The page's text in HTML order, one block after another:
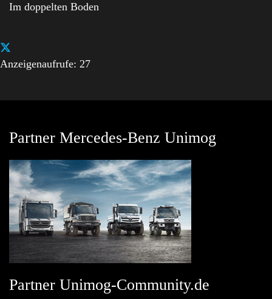
Im doppelten Boden
Anzeigenaufrufe: 27
Partner Mercedes-Benz Unimog
Partner Unimog-Community.de